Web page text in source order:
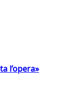
l’opera»